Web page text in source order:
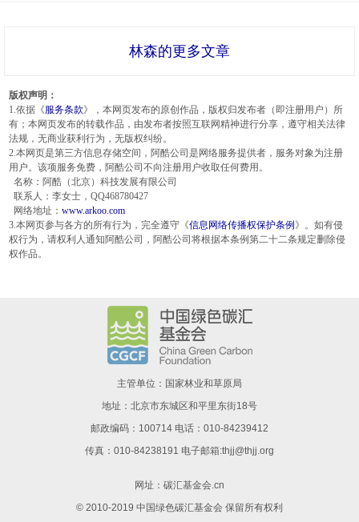
林森的更多文章
版权声明：
1.依据《服务条款》，本网页发布的原创作品，版权归发布者（即注册用户）所
有；本网页发布的转载作品，由发布者按照互联网精神进行分享，遵守相关法律
法规，无商业获利行为，无版权纠纷。
2.本网页是第三方信息存储空间，阿酷公司是网络服务提供者，服务对象为注册
用户。该项服务免费，阿酷公司不向注册用户收取任何费用。
名称：阿酷（北京）科技发展有限公司
联系人：李女士，QQ468780427
网络地址： www.arkoo.com
3.本网页参与各方的所有行为，完全遵守《信息网络传播权保护条例》。如有侵
权行为，请权利人通知阿酷公司，阿酷公司将根据本条例第二十二条规定删除侵
权作品。
主管单位：国家林业和草原局
地址：北京市东城区和平里东街18号
邮政编码：100714 电话：010-84239412
传真：010-84238191 电子邮箱:thjj@thjj.org
网址： 碳汇基金会.cn
© 2010-2019 中国绿色碳汇基金会 保留所有权利